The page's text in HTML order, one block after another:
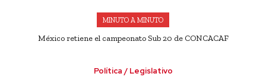
MINUTO A MINUTO
México retiene el campeonato Sub 20 de CONCACAF
Política / Legislativo